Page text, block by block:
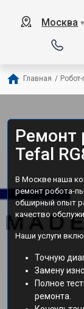
Москва ▼
Главная /
Ремонт
Tefal
В Москве наша
ремонт робота-
обширный опыт
качество
Наши услуги
Точную
Замену
Полное
ремонта.